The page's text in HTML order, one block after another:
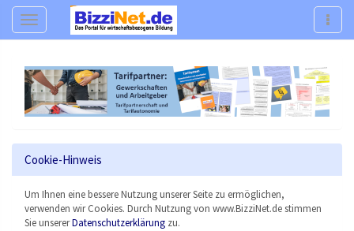
Navigation
Cookie-Hinweis
Um Ihnen eine bessere Nutzung unserer Seite zu ermöglichen,
verwenden wir Cookies. Durch Nutzung von www.BizziNet.de stimmen
Sie unsererDatenschutzerklärung zu.